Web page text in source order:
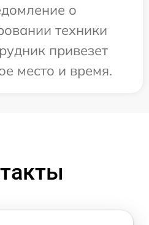
о
техники
привезет
место и время.